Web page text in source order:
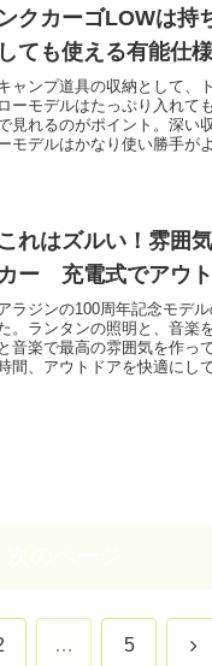
ンクカーゴLOWは持
しても使える有能仕
ャンプ道具の収納として、
ローモデルはたっぷり入れて
見れるのがポイント。深い
モデルはかなり使い勝手が
これはズルい！雰囲
カー 充電式でアウ
ラジンの100周年記念モデ
。ランタンの照明と、音楽
と音楽で最高の雰囲気を作っ
間、アウトドアを快適にし
… 5 次